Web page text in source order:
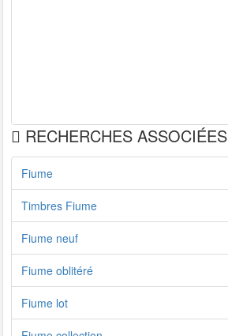
RECHERCHES ASSOCIÉES
Fiume
Timbres Fiume
Fiume neuf
Fiume oblitéré
Fiume lot